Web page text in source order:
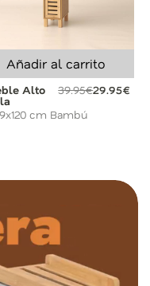
Añadir al carrito
Alto
39.95€29.95€
cm Bambú